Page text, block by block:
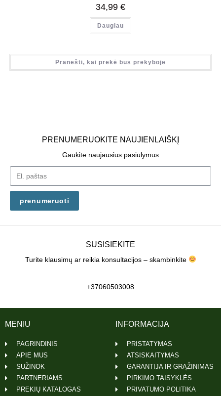
34,99 €
Daugiau
Pranešti, kai prekė bus prekyboje
PRENUMERUOKITE NAUJIENLAIŠKĮ
Gaukite naujausius pasiūlymus
prenumeruoti
SUSISIEKITE
Turite klausimų ar reikia konsultacijos – skambinkite
+37060503008
INFORMACIJA
PRISTATYMAS
ATSISKAITYMAS
GARANTIJA IR GRĄŽINIMAS
PIRKIMO TAISYKLĖS
PRIVATUMO POLITIKA
MENIU
PAGRINDINIS
APIE MUS
SUŽINOK
PARTNERIAMS
PREKIŲ KATALOGAS